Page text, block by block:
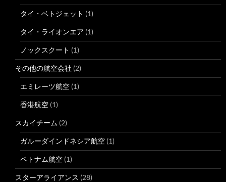
タイ・ベトジェット (1)
タイ・ライオンエア (1)
ノックスクート (1)
その他の航空会社 (2)
エミレーツ航空 (1)
香港航空 (1)
スカイチーム (2)
ガルーダインドネシア航空 (1)
ベトナム航空 (1)
スターアライアンス (28)